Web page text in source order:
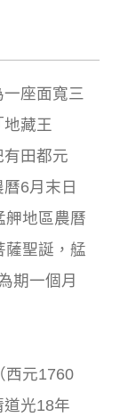
座面寬三
藏王
田都元
6月末日
舺地區農曆
薩聖誕，艋
期一個月
西元1760
光18年